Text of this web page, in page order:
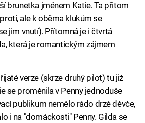
brunetka jménem Katie. Ta přitom
ale k oběma klukům se
jim vnutí). Přítomná je i čtvrtá
která je romantickým zájmem
verze (skrze druhý pilot) tu již
se proměnila v Penny jednoduše
publikum nemělo rádo drzé děvče,
i na "domáckosti" Penny. Gilda se